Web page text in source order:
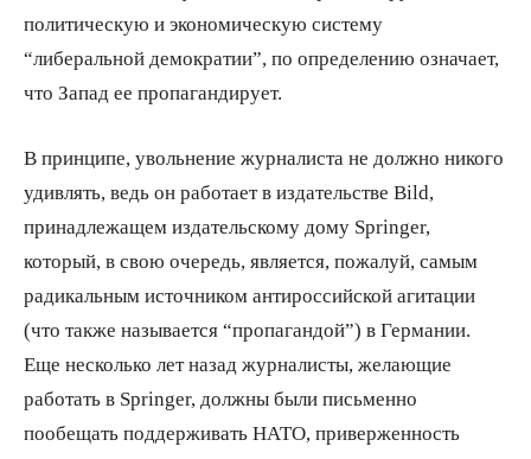
политическую и экономическую систему
“либеральной демократии”, по определению означает,
что Запад ее пропагандирует.
В принципе, увольнение журналиста не должно никого
удивлять, ведь он работает в издательстве Bild,
принадлежащем издательскому дому Springer,
который, в свою очередь, является, пожалуй, самым
радикальным источником антироссийской агитации
(что также называется “пропагандой”) в Германии.
Еще несколько лет назад журналисты, желающие
работать в Springer, должны были письменно
пообещать поддерживать НАТО, приверженность